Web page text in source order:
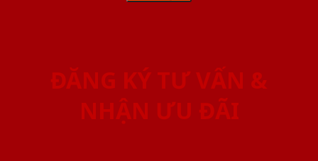
ĐĂNG KÝ TƯ VẤN &
NHẬN ƯU ĐÃI